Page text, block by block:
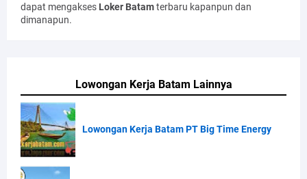
dapat mengakses Loker Batamterbaru kapanpun dan
dimanapun.
Lowongan Kerja Batam Lainnya
Lowongan Kerja Batam PT Big Time Energy